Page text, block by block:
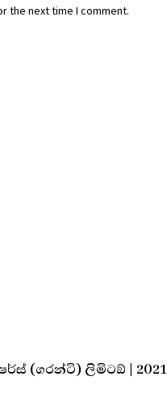
the next time I comment.
(ගරන්ටි) ලිමිටඞ් | 2021